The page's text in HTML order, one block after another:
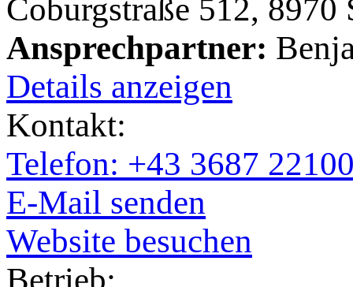
Coburgstraße 512, 8970
Ansprechpartner:
Details anzeigen
Kontakt:
Telefon: +43 3687
E-Mail senden
Website besuchen
Betrieb: